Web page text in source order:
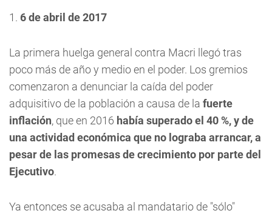
1. 6 de abril de 2017
La primera huelga general contra Macri llegó tras
poco más de año y medio en el poder. Los gremios
comenzaron a denunciar la caída del poder
adquisitivo de la población a causa de la fuerte
inflación, que en 2016 había superado el 40 %, y de
una actividad económica que no lograba arrancar, a
pesar de las promesas de crecimiento por parte del
Ejecutivo.
Ya entonces se acusaba al mandatario de "sólo"